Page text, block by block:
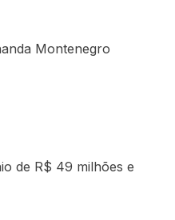
Montenegro
de R$ 49 milhões e